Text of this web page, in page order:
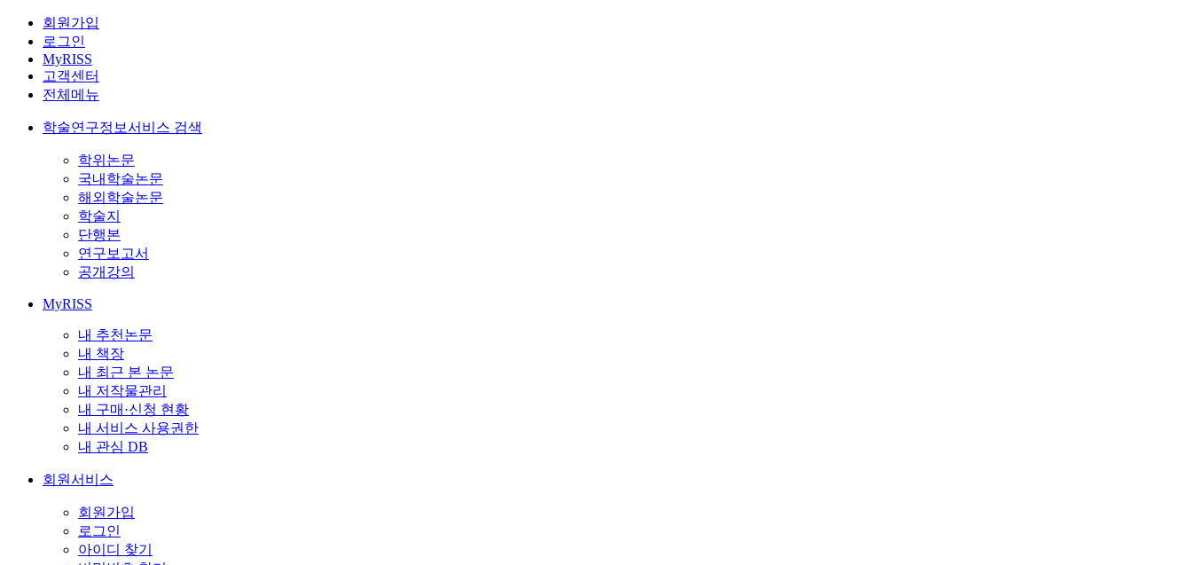
회원가입
로그인
MyRISS
고객센터
전체메뉴
학술연구정보서비스 검색
학위논문
국내학술논문
해외학술논문
학술지
단행본
연구보고서
공개강의
MyRISS
내 추천논문
내 책장
내 최근 본 논문
내 저작물관리
내 구매·신청 현황
내 서비스 사용권한
내 관심 DB
회원서비스
회원가입
로그인
아이디 찾기